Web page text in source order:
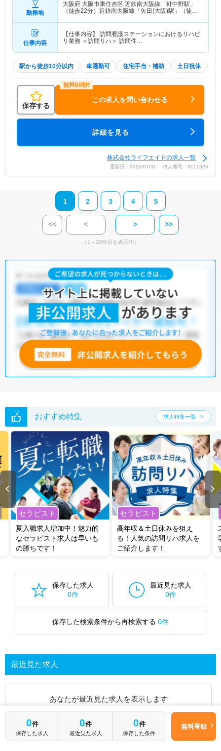
勤務地
大阪府 大阪市東住吉区 近鉄南大阪線「針中野駅」
（徒歩22分）近鉄南大阪線「矢田(大阪)駅」（徒歩
仕事内容
【仕事内容】 訪問看護ステーションにおけるリハビ
リ業務 ＜訪問リハ＞ 訪問件…
駅から徒歩10分以内 車通勤可 住宅手当・補助 土日祝休
保存する
この求人を問い合わせる
詳細を見る
株式会社ライフエイドの求人一覧
更新日：2026/07/31 求人番号：9111626
1 2 3 4 5
<< < > >>
（1～20件目を表示中）
おすすめ特集 求人特集一覧
セラピスト
夏入職求人増加中！魅力的
なセラピスト求人は早いも
の勝ちです！
セラピスト
高年収＆土日休みを狙え
る！人気の訪問リハ求人を
ご紹介します！
保存した求人
0件
最近見た求人
0件
保存した検索条件から再検索する 0件
最近見た求人
あなたが最近見た求人を表示します
求人を探してみる
0件
保存した求人
0件
最近見た求人
0件
保存した条件
無料登録